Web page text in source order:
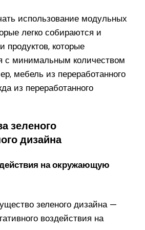
использование модульных
легко собираются и
продуктов, которые
с минимальным количеством
мебель из переработанного
из переработанного
зеленого
дизайна
на окружающую
зеленого дизайна —
воздействия на